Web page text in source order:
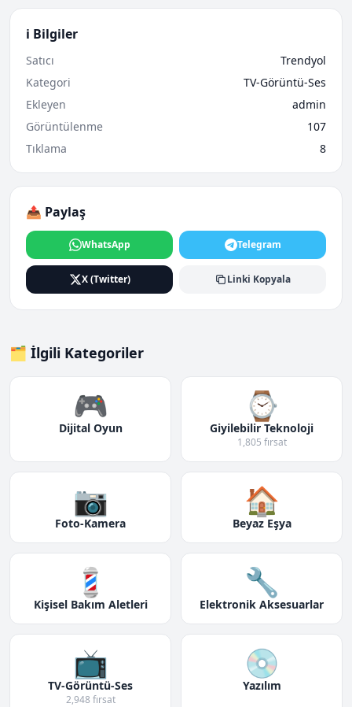
ℹ️ Bilgiler
Satıcı
Trendyol
Kategori
TV-Görüntü-Ses
Ekleyen
admin
Görüntülenme
107
Tıklama
8
📤 Paylaş
WhatsApp Telegram
X (Twitter) Linki Kopyala
🗂️ İlgili Kategoriler
🎮
Dijital Oyun
⌚
Giyilebilir Teknoloji
1,805 fırsat
📷
Foto-Kamera
🏠
Beyaz Eşya
💈
Kişisel Bakım Aletleri
🔧
Elektronik Aksesuarlar
📺
TV-Görüntü-Ses
2,948 fırsat
💿
Yazılım